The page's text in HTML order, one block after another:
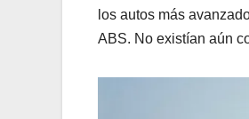
los autos más
ABS. No existían aún